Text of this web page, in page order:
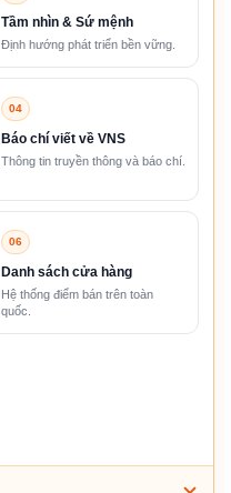
Tầm nhìn & Sứ mệnh
Định hướng phát triển bền vững.
04
Báo chí viết về VNS
Thông tin truyền thông và báo chí.
06
Danh sách cửa hàng
Hệ thống điểm bán trên toàn
quốc.